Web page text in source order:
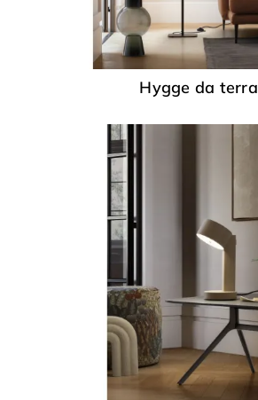
Hygge da terra